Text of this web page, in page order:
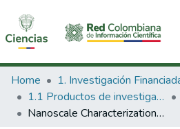
Communities & Collections
All of DSpace
Home
1.1 Productos de investigación
Nanoscale Characterization of ferroelectric thin film.